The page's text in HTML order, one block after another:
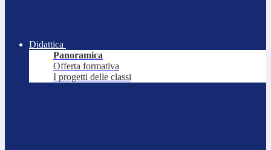
Didattica
Panoramica
Offerta formativa
I progetti delle classi